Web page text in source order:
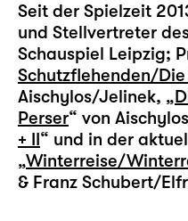
Seit der Spielzeit
und Stellvertreter
Schauspiel Leipzig;
Schutzflehenden/
Aischylos/Jelinek, „
Perser“ von
+ II“ und in der
„Winterreise/
& Franz Schubert/